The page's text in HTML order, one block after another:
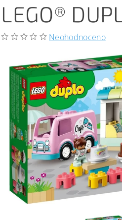
LEGO®
Neohodnoceno